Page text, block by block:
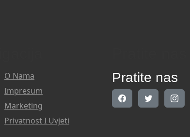
O Nama
Impresum
Marketing
Privatnost I Uvjeti
Pratite nas